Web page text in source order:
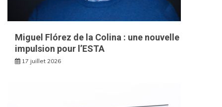
Miguel Flórez de la Colina : une nouvelle
impulsion pour l’ESTA
17 juillet 2026